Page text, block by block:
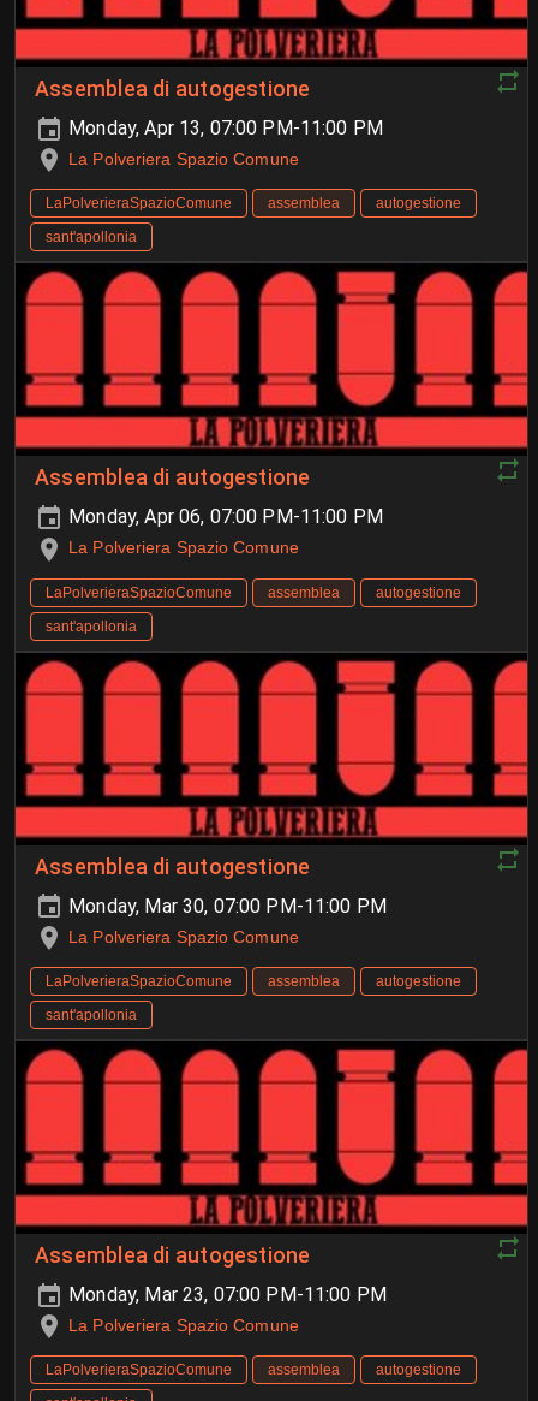
Assemblea di autogestione
Monday, Apr 13, 07:00 PM-11:00 PM
La Polveriera Spazio Comune
LaPolverieraSpazioComune assemblea
autogestione
sant'apollonia
Assemblea di autogestione
Monday, Apr 06, 07:00 PM-11:00 PM
La Polveriera Spazio Comune
LaPolverieraSpazioComune assemblea
autogestione
sant'apollonia
Assemblea di autogestione
Monday, Mar 30, 07:00 PM-11:00 PM
La Polveriera Spazio Comune
LaPolverieraSpazioComune assemblea
autogestione
sant'apollonia
Assemblea di autogestione
Monday, Mar 23, 07:00 PM-11:00 PM
La Polveriera Spazio Comune
LaPolverieraSpazioComune assemblea
autogestione